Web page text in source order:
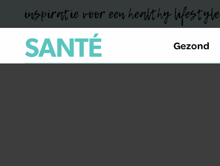
inspiratie voor een healthy lifestyle
Gezond